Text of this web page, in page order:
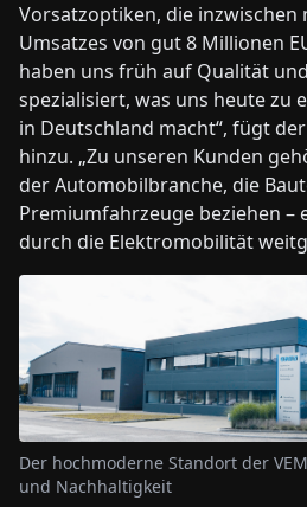
Vorsatzoptiken, die inzwischen
Umsatzes von gut 8 Millionen
haben uns früh auf Qualität
spezialisiert, was uns heute zu
in Deutschland macht“, fügt
hinzu. „Zu unseren Kunden
der Automobilbranche, die
Premiumfahrzeuge beziehen –
durch die Elektromobilität
Der hochmoderne Standort der
und Nachhaltigkeit